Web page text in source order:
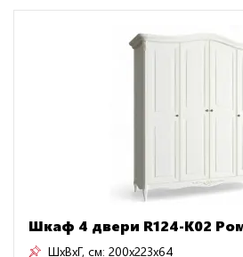
Шкаф 4 двери R124-K02
ШxВxГ, см: 200x223x64